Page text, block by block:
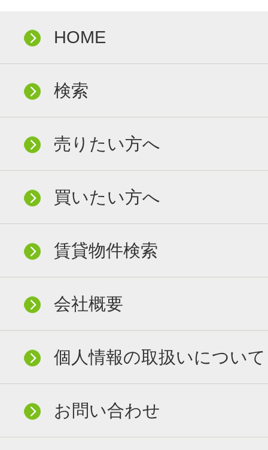
HOME
検索
売りたい方へ
買いたい方へ
賃貸物件検索
会社概要
個人情報の取扱いについて
お問い合わせ